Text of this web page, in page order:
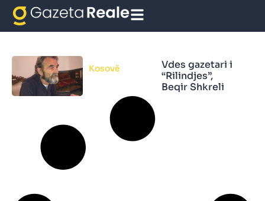
Gazeta Rilindja
Kosovë
Vdes gazetari i
“Rilindjes”,
Beqir Shkreli